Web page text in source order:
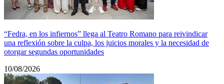
“Fedra, en los infiernos” llega al Teatro Romano para reivindicar
una reflexión sobre la culpa, los juicios morales y la necesidad de
otorgar segundas oportunidades
10/08/2026